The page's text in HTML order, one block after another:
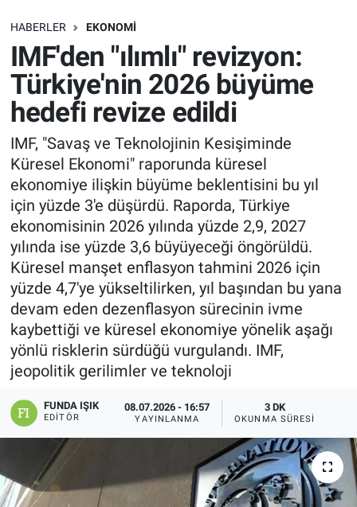
HABERLER EKONOMI
IMF'den "ılımlı" revizyon:
Türkiye'nin 2026 büyüme
hedefi revize edildi
IMF, "Savaş ve Teknolojinin Kesişiminde
Küresel Ekonomi" raporunda küresel
ekonomiye ilişkin büyüme beklentisini bu yıl
için yüzde 3'e düşürdü. Raporda, Türkiye
ekonomisinin 2026 yılında yüzde 2,9, 2027
yılında ise yüzde 3,6 büyüyeceği öngörüldü.
Küresel manşet enflasyon tahmini 2026 için
yüzde 4,7'ye yükseltilirken, yıl başından bu yana
devam eden dezenflasyon sürecinin ivme
kaybettiği ve küresel ekonomiye yönelik aşağı
yönlü risklerin sürdüğü vurgulandı. IMF,
jeopolitik gerilimler ve teknoloji
FUNDA IŞIK
EDITÖR
08.07.2026 - 16:57
YAYINLANMA
3 DK
OKUNMA SÜRESI
SAĞLIK
EKONOMİ
EĞİTİM
ÖZEL HABER
Keşfet
ASTROLOJİ
MANŞET
RESMİ İLANLAR
İLAN
İletişim/Künye
Yaşam